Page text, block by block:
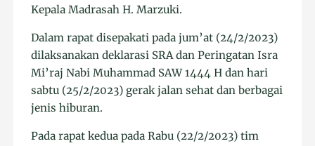
Kepala Madrasah H. Marzuki.
Dalam rapat disepakati pada jum’at (24/2/2023)
dilaksanakan deklarasi SRA dan Peringatan Isra
Mi’raj Nabi Muhammad SAW 1444 H dan hari
sabtu (25/2/2023) gerak jalan sehat dan berbagai
jenis hiburan.
Pada rapat kedua pada Rabu (22/2/2023) tim